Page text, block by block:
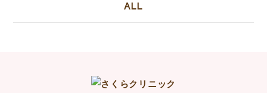
ALL